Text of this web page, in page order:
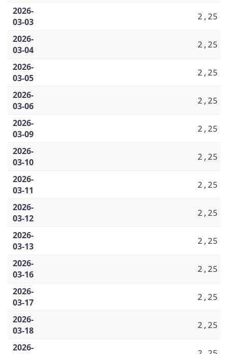
2026-
03-03
2,25
2026-
03-04
2,25
2026-
03-05
2,25
2026-
03-06
2,25
2026-
03-09
2,25
2026-
03-10
2,25
2026-
03-11
2,25
2026-
03-12
2,25
2026-
03-13
2,25
2026-
03-16
2,25
2026-
03-17
2,25
2026-
03-18
2,25
2026-